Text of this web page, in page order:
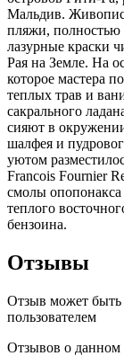
Мальдив.
пляжи, полностью
лазурные краски
Рая на Земле. На
которое мастера
теплых трав и
сакрального
сияют в
шалфея и
уютом
Francois Fournier
смолы опопонакса
теплого
бензоина.
Отзывы
Отзыв может быть
пользователем
Отзывов о данном